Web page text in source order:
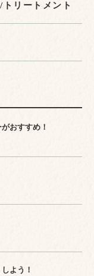
リートメント
おすすめ！
よう！